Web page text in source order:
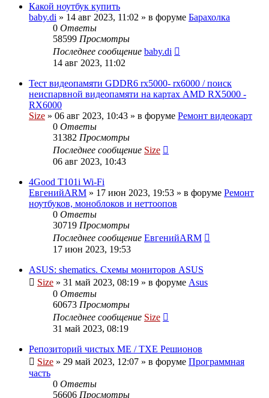
Какой ноутбук купить
baby.di » 14 авг 2023, 11:02 » в форуме Барахолка
0 Ответы
58599 Просмотры
Последнее сообщение baby.di
14 авг 2023, 11:02
Тест видеопамяти GDDR6 rx5000- rx6000 / поиск
неиспарвной видеопамяти на картах AMD RX5000 -
RX6000
Size » 06 авг 2023, 10:43 » в форуме Ремонт видеокарт
0 Ответы
31382 Просмотры
Последнее сообщение Size
06 авг 2023, 10:43
4Good T101i Wi-Fi
ЕвгенийARM » 17 июн 2023, 19:53 » в форуме Ремонт
ноутбуков, моноблоков и неттоопов
0 Ответы
30719 Просмотры
Последнее сообщение ЕвгенийARM
17 июн 2023, 19:53
ASUS: shematics. Схемы мониторов ASUS
Size » 31 май 2023, 08:19 » в форуме Asus
0 Ответы
60673 Просмотры
Последнее сообщение Size
31 май 2023, 08:19
Репозиторий чистых ME / TXE Решионов
Size » 29 май 2023, 12:07 » в форуме Программная
часть
0 Ответы
56606 Просмотры